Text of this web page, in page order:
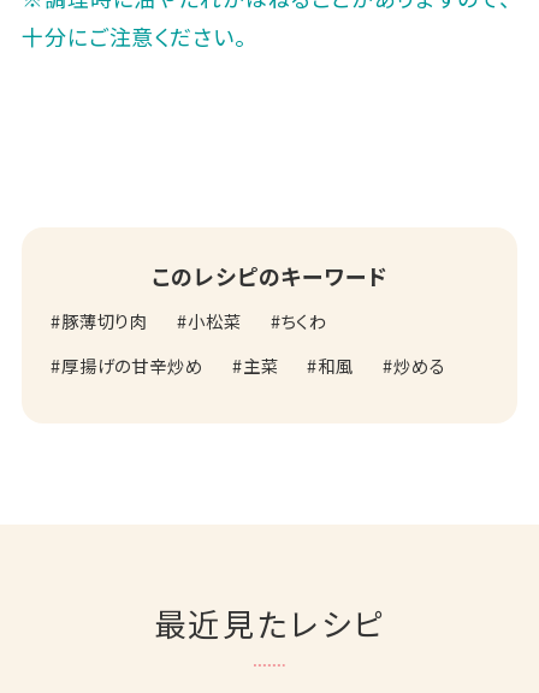
十分にご注意ください。
このレシピのキーワード
豚薄切り肉 小松菜
ちくわ
厚揚げの甘辛炒め
主菜 和風 炒める
最近見たレシピ